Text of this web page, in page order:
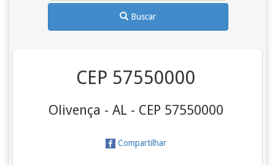
Buscar
CEP 57550000
Olivença - AL - CEP 57550000
Compartilhar